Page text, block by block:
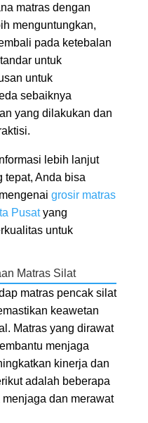
matras dengan
menguntungkan,
pada ketebalan
untuk
untuk
sebaiknya
yang dilakukan dan
lebih lanjut
tepat, Anda bisa
grosir matras
Pusatyang
untuk
Matras Silat
matras pencak silat
keawetan
Matras yang dirawat
menjaga
kinerja dan
adalah beberapa
dan merawat